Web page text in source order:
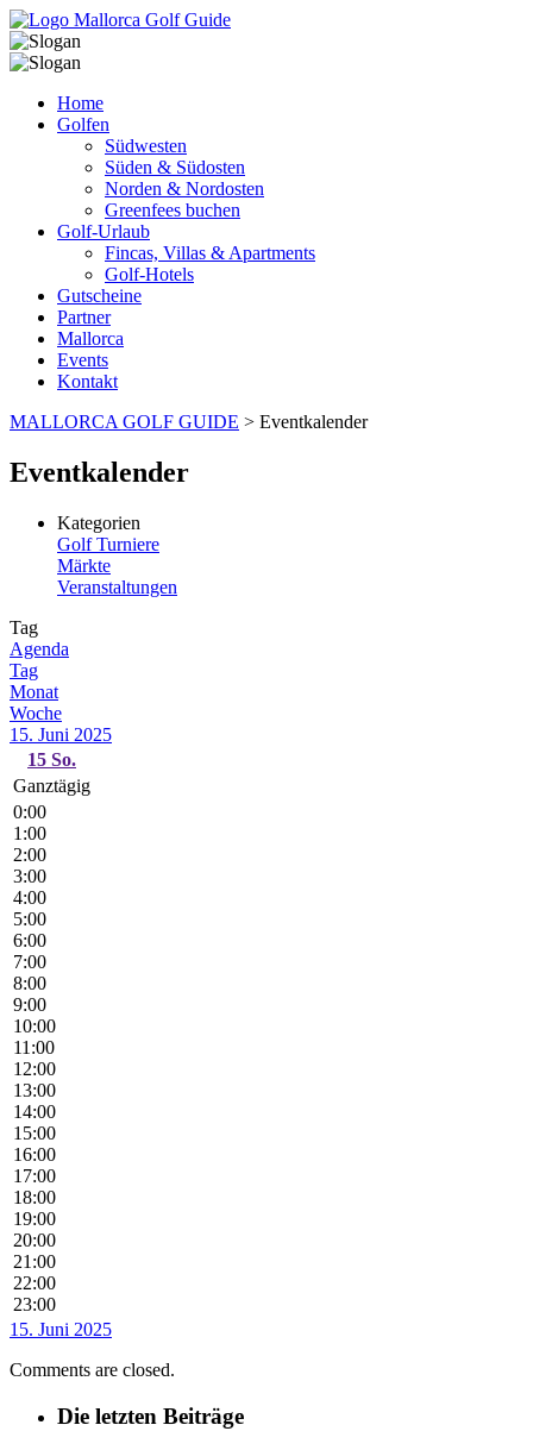
Home
Golfen
Südwesten
Süden & Südosten
Norden & Nordosten
Greenfees buchen
Golf-Urlaub
Fincas, Villas & Apartments
Golf-Hotels
Gutscheine
Partner
Mallorca
Events
Kontakt
MALLORCA GOLF GUIDE > Eventkalender
Eventkalender
Kategorien
Golf Turniere
Märkte
Veranstaltungen
Tag
Agenda
Tag
Monat
Woche
15. Juni 2025
15 So.
Ganztägig
0:00
1:00
2:00
3:00
4:00
5:00
6:00
7:00
8:00
9:00
10:00
11:00
12:00
13:00
14:00
15:00
16:00
17:00
18:00
19:00
20:00
21:00
22:00
23:00
15. Juni 2025
Comments are closed.
Die letzten Beiträge